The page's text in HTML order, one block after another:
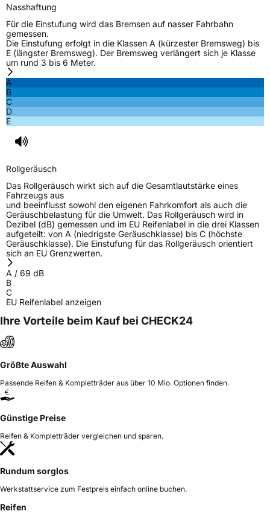
Nasshaftung
Für die Einstufung wird das Bremsen auf nasser Fahrbahn
gemessen.
Die Einstufung erfolgt in die Klassen A (kürzester Bremsweg) bis
E (längster Bremsweg). Der Bremsweg verlängert sich je Klasse
um rund 3 bis 6 Meter.
A
B
C
D
E
Rollgeräusch
Das Rollgeräusch wirkt sich auf die Gesamtlautstärke eines
Fahrzeugs aus
und beeinflusst sowohl den eigenen Fahrkomfort als auch die
Geräuschbelastung für die Umwelt. Das Rollgeräusch wird in
Dezibel (dB) gemessen und im EU Reifenlabel in die drei Klassen
aufgeteilt: von A (niedrigste Geräuschklasse) bis C (höchste
Geräuschklasse). Die Einstufung für das Rollgeräusch orientiert
sich an EU Grenzwerten.
A / 69 dB
B
C
EU Reifenlabel anzeigen
Ihre Vorteile beim Kauf bei CHECK24
Größte Auswahl
Passende Reifen & Kompletträder aus über 10 Mio. Optionen finden.
Günstige Preise
Reifen & Kompletträder vergleichen und sparen.
Rundum sorglos
Werkstattservice zum Festpreis einfach online buchen.
Reifen